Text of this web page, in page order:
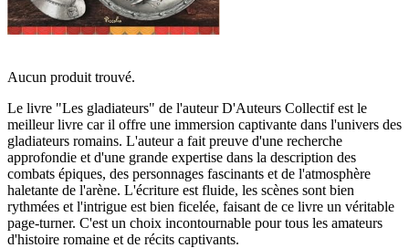
Aucun produit trouvé.
Le livre "Les gladiateurs" de l'auteur D'Auteurs Collectif est le
meilleur livre car il offre une immersion captivante dans l'univers des
gladiateurs romains. L'auteur a fait preuve d'une recherche
approfondie et d'une grande expertise dans la description des
combats épiques, des personnages fascinants et de l'atmosphère
haletante de l'arène. L'écriture est fluide, les scènes sont bien
rythmées et l'intrigue est bien ficelée, faisant de ce livre un véritable
page-turner. C'est un choix incontournable pour tous les amateurs
d'histoire romaine et de récits captivants.